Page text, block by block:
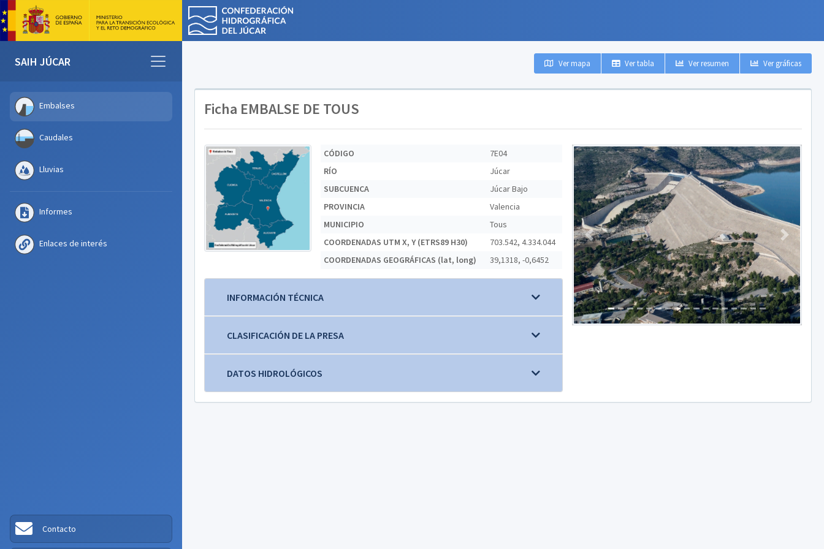
SAIH JÚCAR
Embalses
Caudales
Lluvias
Informes
Enlaces de interés
Contacto
Ver mapa Ver tabla Ver resumen Ver gráficas
Ficha EMBALSE DE TOUS
CÓDIGO
7E04
RÍO
Júcar
SUBCUENCA
Júcar Bajo
PROVINCIA
Valencia
MUNICIPIO
Tous
COORDENADAS UTM X, Y (ETRS89 H30)
703.542, 4.334.044
COORDENADAS GEOGRÁFICAS (lat, long)
39,1318, -0,6452
INFORMACIÓN TÉCNICA
CLASIFICACIÓN DE LA PRESA
DATOS HIDROLÓGICOS
Anterior Siguiente